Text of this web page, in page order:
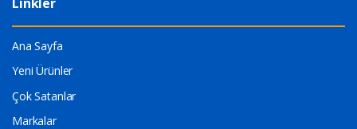
Ana Sayfa
Yeni Ürünler
Çok Satanlar
Markalar